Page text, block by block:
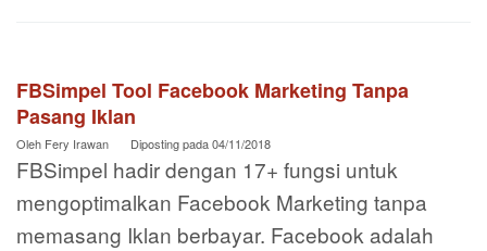
FBSimpel Tool Facebook Marketing Tanpa
Pasang Iklan
Oleh Fery Irawan Diposting pada04/11/2018
FBSimpel hadir dengan 17+ fungsi untuk
mengoptimalkan Facebook Marketing tanpa
memasang Iklan berbayar. Facebook adalah